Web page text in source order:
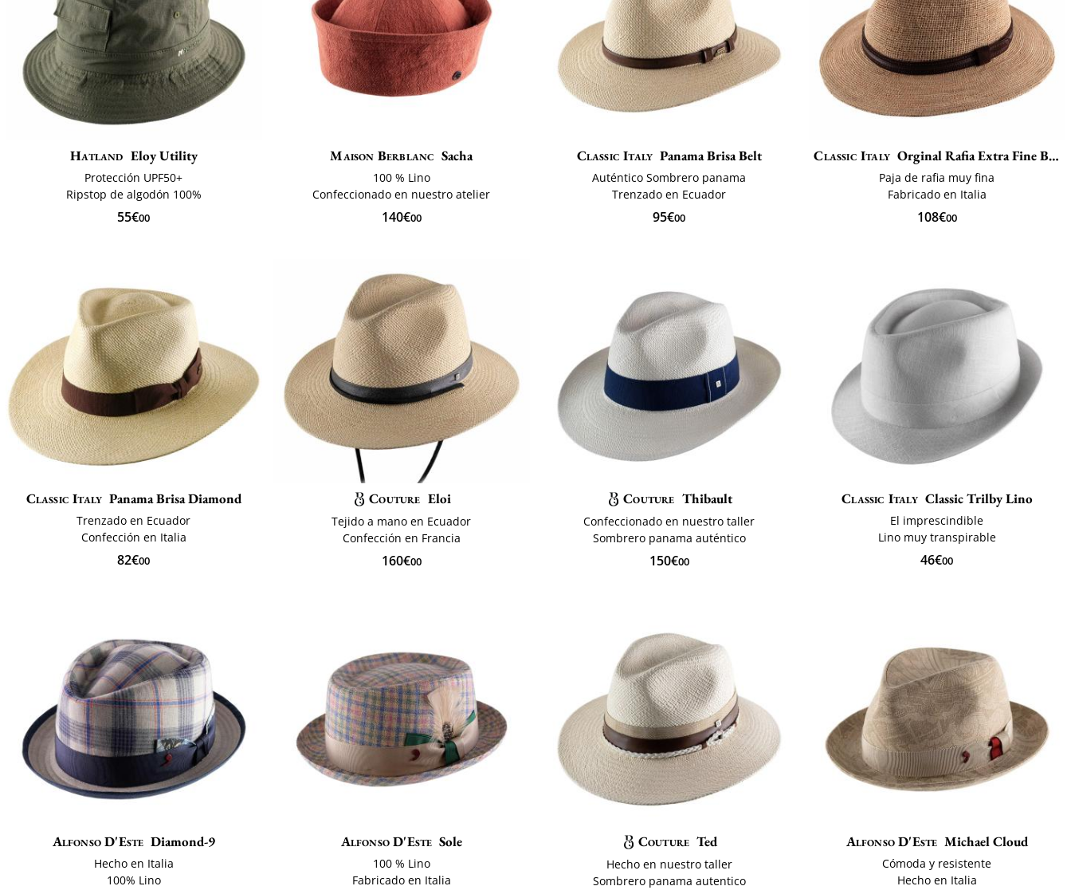
Hatland Eloy Utility
Protección UPF50+
Ripstop de algodón 100%
55€00
Maison Berblanc Sacha
100 % Lino
Confeccionado en nuestro atelier
140€00
Classic Italy Panama Brisa Belt
Auténtico Sombrero panama
Trenzado en Ecuador
95€00
Classic Italy Orginal Rafia Extra Fine Belt
Paja de rafia muy fina
Fabricado en Italia
108€00
Classic Italy Panama Brisa Diamond
Trenzado en Ecuador
Confección en Italia
82€00
Couture Eloi
Tejido a mano en Ecuador
Confección en Francia
160€00
Couture Thibault
Confeccionado en nuestro taller
Sombrero panama auténtico
150€00
Classic Italy Classic Trilby Lino
El imprescindible
Lino muy transpirable
46€00
Alfonso D'Este Diamond-9
Hecho en Italia
100% Lino
Alfonso D'Este Sole
100 % Lino
Fabricado en Italia
Couture Ted
Hecho en nuestro taller
Sombrero panama autentico
Alfonso D'Este Michael Cloud
Cómoda y resistente
Hecho en Italia